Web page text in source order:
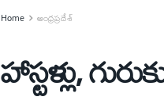
Home ఆంధ్రప్రదేశ్
హాస్టళ్లు,